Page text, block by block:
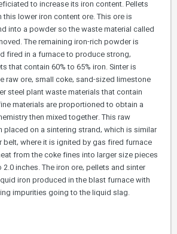
to increase its iron content. Pellets
this lower iron content ore. This ore is
into a powder so the waste material called
The remaining iron-rich powder is
fired in a furnace to produce strong,
that contain 60% to 65% iron. Sinter is
raw ore, small coke, sand-sized limestone
steel plant waste materials that contain
fine materials are proportioned to obtain a
then mixed together. This raw
placed on a sintering strand, which is similar
belt, where it is ignited by gas fired furnace
heat from the coke fines into larger size pieces
2.0 inches. The iron ore, pellets and sinter
liquid iron produced in the blast furnace with
impurities going to the liquid slag.